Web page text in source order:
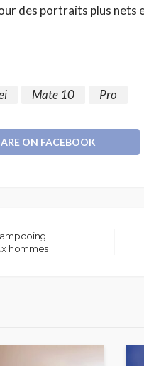
des portraits plus nets
Mate 10 Pro
ON FACEBOOK
hommes